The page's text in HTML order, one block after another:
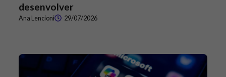
desenvolver
Ana Lencioni 29/07/2026